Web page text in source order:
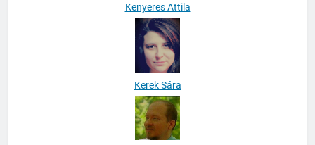
Kenyeres Attila
Kerek Sára